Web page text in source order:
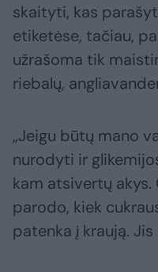
skaityti, kas
etiketėse, tačiau,
užrašoma tik
riebalų,
„Jeigu būtų mano
nurodyti ir
kam atsivertų akys.
parodo, kiek
patenka į kraują.